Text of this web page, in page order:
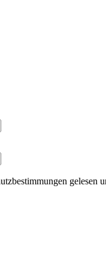
gelesen